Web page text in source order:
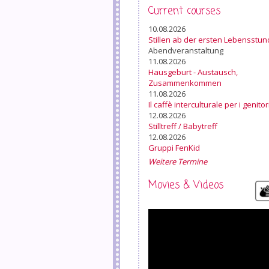
Current courses
10.08.2026
Stillen ab der ersten
Abendveranstaltung
11.08.2026
Hausgeburt - Austausch,
Zusammenkommen
11.08.2026
Il caffè interculturale per i genitori
12.08.2026
Stilltreff / Babytreff
12.08.2026
Gruppi FenKid
Weitere Termine
Movies & Videos